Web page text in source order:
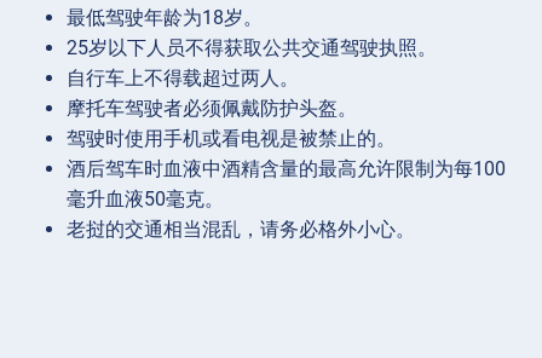
最低驾驶年龄为18岁。
25岁以下人员不得获取公共交通驾驶执照。
自行车上不得载超过两人。
摩托车驾驶者必须佩戴防护头盔。
驾驶时使用手机或看电视是被禁止的。
酒后驾车时血液中酒精含量的最高允许限制为每100
毫升血液50毫克。
老挝的交通相当混乱，请务必格外小心。